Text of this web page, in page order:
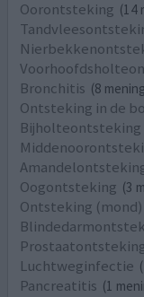
Oorontsteking (14
Bronchitis (8
Ontsteking in de
Bijholteontsteking
Oogontsteking (3
Ontsteking (mond)
Luchtweginfectie
Pancreatitis (1